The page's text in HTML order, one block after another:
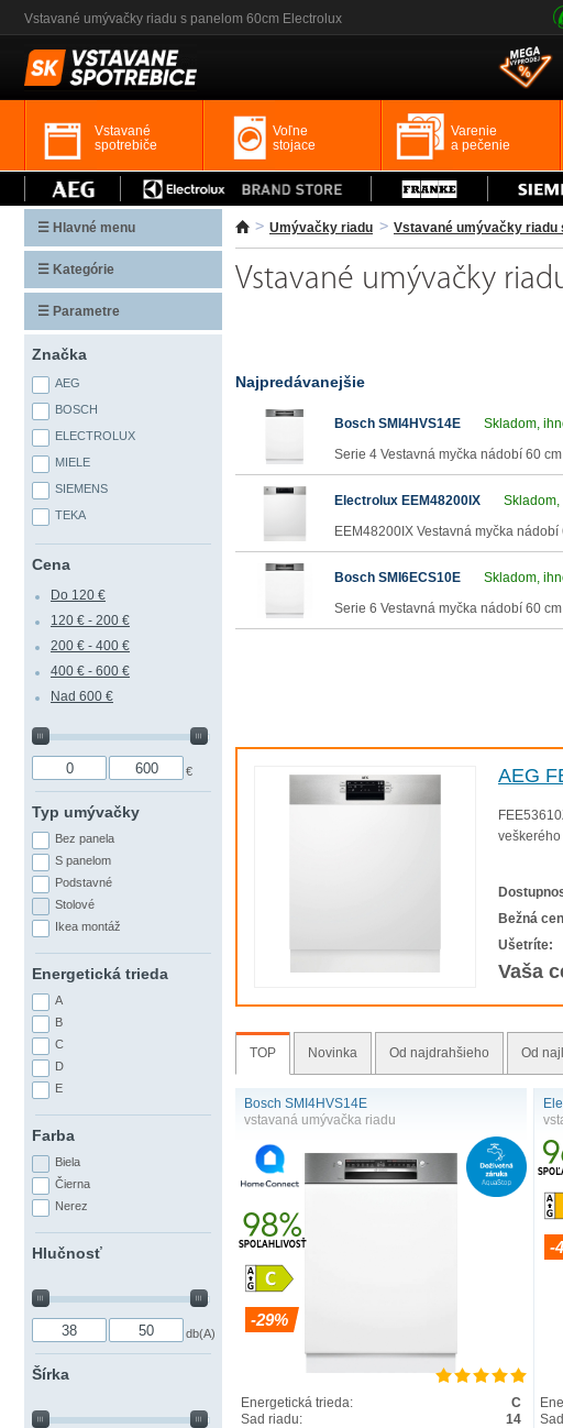
Vstavané umývačky riadu s panelom 60cm Electrolux
Vstavané
spotrebiče
Voľne
stojace
Varenie
a pečenie
Umývačky riadu Vstavané umývačky riadu
Vstavané umývačky
Najpredávanejšie
Bosch SMI4HVS14E Skladom,
Serie 4 Vestavná myčka nádobí 60
Electrolux EEM48200IX
EEM48200IX Vestavná myčka
Bosch SMI6ECS10E Skladom,
Serie 6 Vestavná myčka nádobí 60
AEG
Bežná
Ušetríte:
Vaša
TOP Novinka Od najdrahšieho Od
Bosch SMI4HVS14E
vstavaná umývačka riadu
-29%
Energetická trieda:
C
Sad riadu:
14
-
☰ Hlavné menu
☰ Kategórie
☰ Parametre
Značka
AEG
BOSCH
ELECTROLUX
MIELE
SIEMENS
TEKA
Cena
Do 120 €
120 € - 200 €
200 € - 400 €
400 € - 600 €
Nad 600 €
€
Typ umývačky
Bez panela
S panelom
Podstavné
Stolové
Ikea montáž
Energetická trieda
A
B
C
D
E
Farba
Biela
Čierna
Nerez
Hlučnosť
db(A)
Šírka